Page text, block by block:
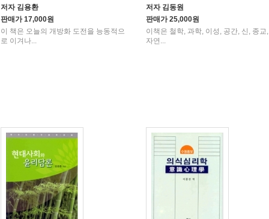
저자김용환
판매가17,000원
이 책은 오늘의 개방화 도전을 능동적으
로 이겨나...
저자김동원
판매가25,000원
이책은 철학, 과학, 이성, 공간, 신, 종교,
자연...